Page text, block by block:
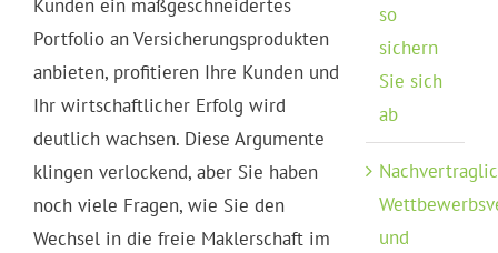
Kunden ein maßgeschneidertes
Portfolio an Versicherungsprodukten
anbieten, profitieren Ihre Kunden und
Ihr wirtschaftlicher Erfolg wird
deutlich wachsen. Diese Argumente
klingen verlockend, aber Sie haben
noch viele Fragen, wie Sie den
Wechsel in die freie Maklerschaft im
so
sichern
Sie sich
ab
und